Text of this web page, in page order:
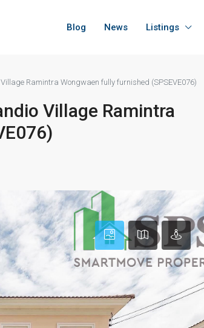
Blog News Listings
Ramintra Wongwaen fully furnished (SPSEVE076)
Village Ramintra